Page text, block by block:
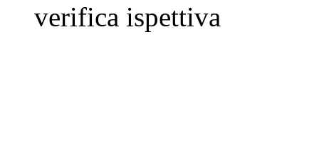
verifica ispettiva